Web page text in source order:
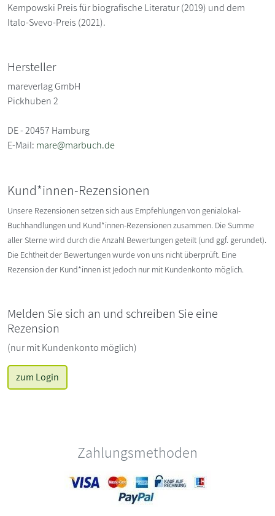
Kempowski Preis für biografische Literatur (2019) und dem
Italo-Svevo-Preis (2021).
Hersteller
mareverlag GmbH
Pickhuben 2
DE - 20457 Hamburg
E-Mail: mare@marbuch.de
Kund*innen-Rezensionen
Unsere Rezensionen setzen sich aus Empfehlungen von genialokal-
Buchhandlungen und Kund*innen-Rezensionen zusammen. Die Summe
aller Sterne wird durch die Anzahl Bewertungen geteilt (und ggf. gerundet).
Die Echtheit der Bewertungen wurde von uns nicht überprüft. Eine
Rezension der Kund*innen ist jedoch nur mit Kundenkonto möglich.
Melden Sie sich an und schreiben Sie eine
Rezension
(nur mit Kundenkonto möglich)
zum Login
Zahlungsmethoden